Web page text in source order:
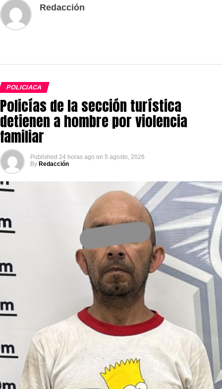
Redacción
POLICIACA
Policías de la sección turística
detienen a hombre por violencia
familiar
Published 24 horas ago on 5 agosto, 2026
By Redacción